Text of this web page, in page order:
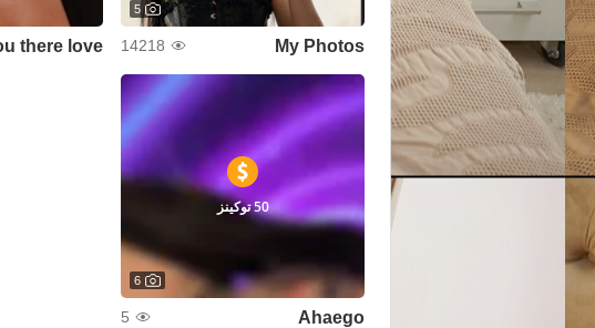
5
My Photos
14218
50 توكينز
6
Ahaego
5